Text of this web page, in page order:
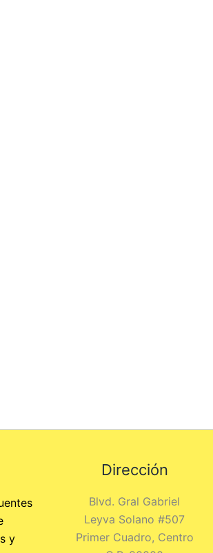
y
Dirección
Blvd. Gral Gabriel
Leyva Solano #507
Primer Cuadro, Centro